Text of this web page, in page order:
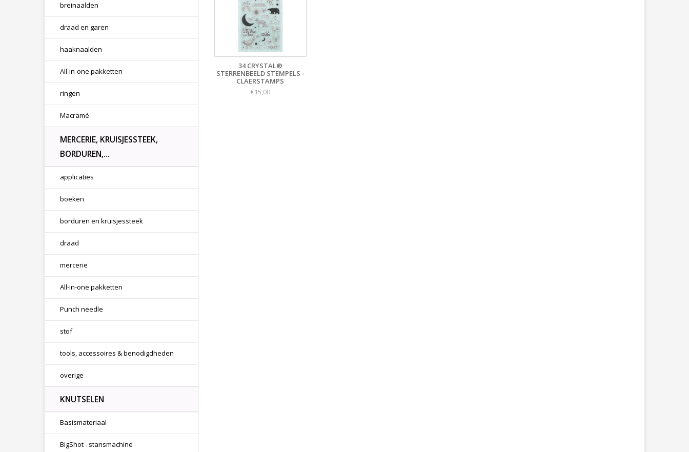
breinaalden
draad en garen
haaknaalden
All-in-one pakketten
ringen
Macramé
MERCERIE, KRUISJESSTEEK,
BORDUREN,...
applicaties
boeken
borduren en kruisjessteek
draad
mercerie
All-in-one pakketten
Punch needle
stof
tools, accessoires & benodigdheden
overige
KNUTSELEN
Basismateriaal
BigShot - stansmachine
34 CRYSTAL®
STERRENBEELD STEMPELS -
CLAERSTAMPS
€15,00